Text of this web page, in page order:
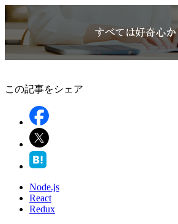
この記事をシェア
Node.js
React
Redux